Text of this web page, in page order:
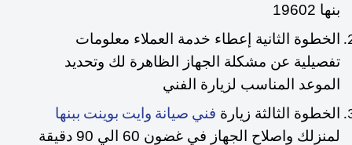
بنها 19602
الخطوة الثانية إعطاء خدمة العملاء معلومات
تفصيلية عن مشكلة الجهاز الظاهرة لك وتحديد
الموعد المناسب لزيارة الفني
الخطوة الثالثة زيارة فني صيانة وايت بوينت ببنها
لمنزلك واصلاح الجهاز في غضون 60 الي 90 دقيقة